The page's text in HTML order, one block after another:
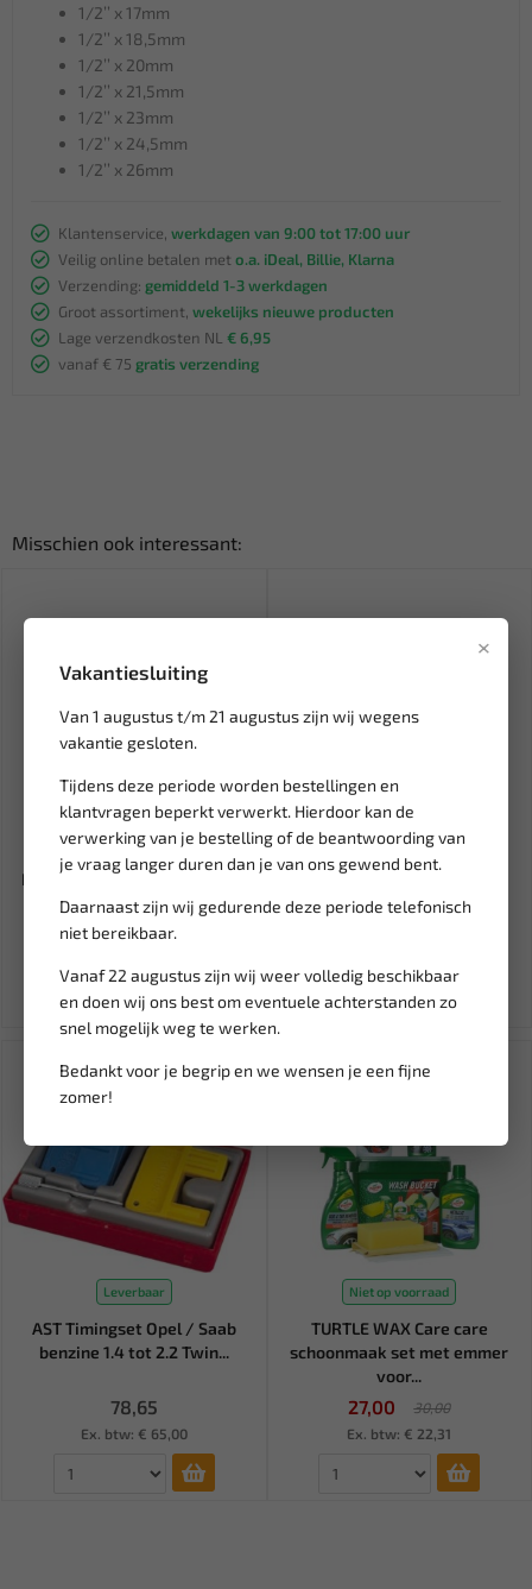
×
Vakantiesluiting
Van 1 augustus t/m 21 augustus zijn wij wegens
vakantie gesloten.
Tijdens deze periode worden bestellingen en
klantvragen beperkt verwerkt. Hierdoor kan de
verwerking van je bestelling of de beantwoording van
je vraag langer duren dan je van ons gewend bent.
Daarnaast zijn wij gedurende deze periode telefonisch
niet bereikbaar.
Vanaf 22 augustus zijn wij weer volledig beschikbaar
en doen wij ons best om eventuele achterstanden zo
snel mogelijk weg te werken.
Bedankt voor je begrip en we wensen je een fijne
zomer!
1/2’’ x 17mm
1/2’’ x 18,5mm
1/2’’ x 20mm
1/2’’ x 21,5mm
1/2’’ x 23mm
1/2’’ x 24,5mm
1/2’’ x 26mm
Klantenservice, werkdagen van 9:00 tot 17:00 uur
Veilig online betalen met o.a. iDeal, Billie, Klarna
Verzending: gemiddeld 1-3 werkdagen
Groot assortiment, wekelijks nieuwe producten
Lage verzendkosten NL € 6,95
vanaf € 75 gratis verzending
Misschien ook interessant:
Leverbaar
LB TOOLS
Kentekenplaatschroeven set
12-delig LB104...
4,95
Leverbaar
ZEKERING TYPE JAP-JM 25A
(1ST) BL-SL025JM
Leverbaar
AST Timingset Opel / Saab
benzine 1.4 tot 2.2 Twin...
78,65
Ex. btw: € 65,00
Niet op voorraad
TURTLE WAX Care care
schoonmaak set met emmer
voor...
27,00
30,00
Ex. btw: € 22,31